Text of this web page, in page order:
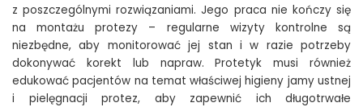
z poszczególnymi rozwiązaniami. Jego praca nie kończy się
na montażu protezy – regularne wizyty kontrolne są
niezbędne, aby monitorować jej stan i w razie potrzeby
dokonywać korekt lub napraw. Protetyk musi również
edukować pacjentów na temat właściwej higieny jamy ustnej
i pielęgnacji protez, aby zapewnić ich długotrwałe